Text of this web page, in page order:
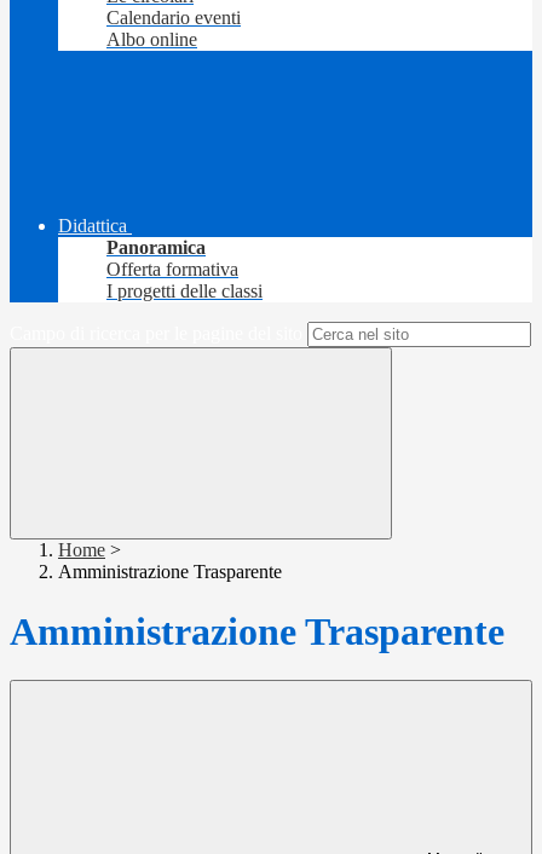
Calendario eventi
Albo online
Didattica
Panoramica
Offerta formativa
I progetti delle classi
Home >
Amministrazione Trasparente
Amministrazione Trasparente